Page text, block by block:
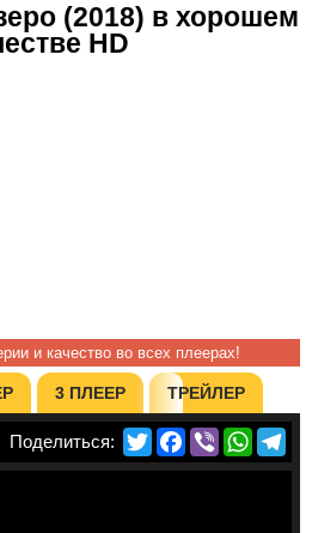
(2018) в хорошем
HD
и качество во всех плеерах!
3 ПЛЕЕР ТРЕЙЛЕР
TwitterFacebook
Viber